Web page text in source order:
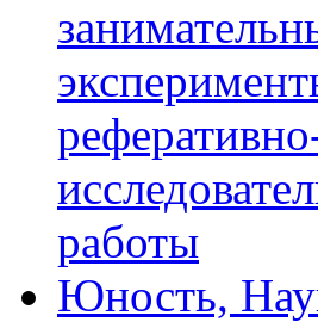
работы
Юность,